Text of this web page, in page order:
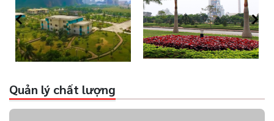
Quản lý chất lượng